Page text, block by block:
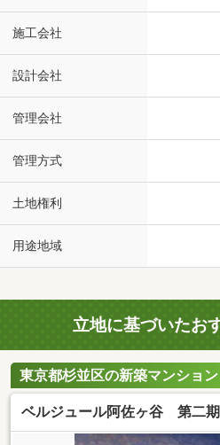
施工会社
設計会社
管理会社
管理方式
土地権利
用途地域
立地に基づいたお
東京都杉並区の新築マンション
ベルジュール阿佐ヶ谷 第二